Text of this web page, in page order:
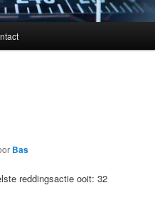
Bas
reddingsactie ooit: 32